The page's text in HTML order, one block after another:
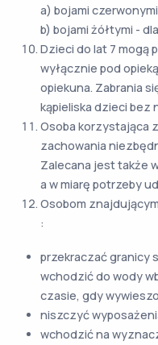
a) bojami
b) bojami żółtymi -
Dzieci do lat 7 mogą
wyłącznie pod
opiekuna. Zabrania
kąpieliska dzieci bez
Osoba korzystająca
zachowania
Zalecana jest także
a w miarę potrzeby
Osobom
:
przekraczać granicy
wchodzić do wody
czasie, gdy
niszczyć
wchodzić na